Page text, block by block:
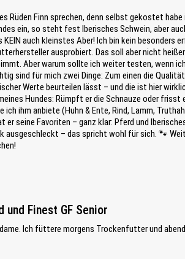
Rüden Finn sprechen, denn selbst gekostet
ein, so steht fest Iberisches Schwein, aber
auch kleinstes Aber! Ich bin kein besonders
ausprobiert. Das soll aber nicht
Aber warum sollte ich weiter testen, wenn
sind für mich zwei Dinge: Zum einen die
Werte beurteilen lässt – und die ist hier
Hundes: Rümpft er die Schnauze oder frisst
ihm anbiete (Huhn & Ente, Rind, Lamm,
er seine Favoriten – ganz klar: Pferd und
ausgeschleckt – das spricht wohl für sich. 🐾
und Finest GF Senior
Ich füttere morgens Trockenfutter und